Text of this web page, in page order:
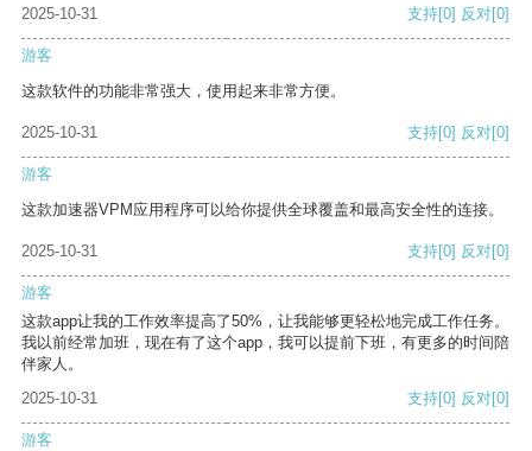
2025-10-31 支持[0] 反对[0]
游客
这款软件的功能非常强大，使用起来非常方便。
2025-10-31 支持[0] 反对[0]
游客
这款加速器VPM应用程序可以给你提供全球覆盖和最高安全性的连接。
2025-10-31 支持[0] 反对[0]
游客
这款app让我的工作效率提高了50%，让我能够更轻松地完成工作任务。
我以前经常加班，现在有了这个app，我可以提前下班，有更多的时间陪
伴家人。
2025-10-31
支持[0] 反对[0]
游客